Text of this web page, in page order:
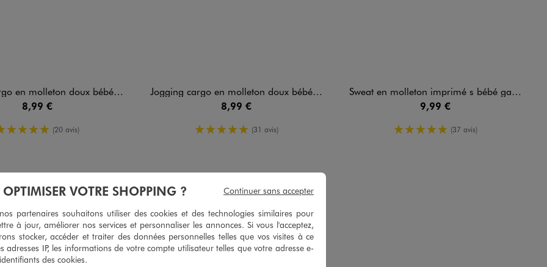
en molleton doux bébé garçon
8,99 €
5/5 de moyenne
(20 avis)
Jogging cargo en molleton doux bébé garçon
8,99 €
5/5 de moyenne
(31 avis)
Sweat en molleton imprimé s bébé garçon
9,99 €
5/5 de moyenne
(37 avis)
5/5
Taille bien et beau rendu porté
Avis du06/08/2026 , suite à une expérience du24/07/2026 parP.B.
Utile(0) Signaler
OPTIMISER VOTRE SHOPPING ?
partenaires souhaitons utiliser des cookies et des technologies similaires pour
à jour, améliorer nos services et personnaliser les annonces. Si vous l'acceptez,
stocker, accéder et traiter des données personnelles telles que vos visites à ce
adresses IP, les informations de votre compte utilisateur telles que votre adresse e-
des cookies.
Continuer sans accepter